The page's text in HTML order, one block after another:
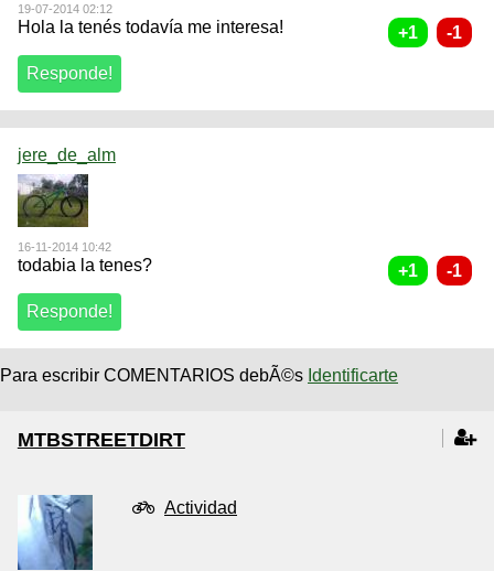
19-07-2014 02:12
Hola la tenés todavía me interesa!
jere_de_alm
16-11-2014 10:42
todabia la tenes?
Para escribir COMENTARIOS debÃ©s Identificarte
MTBSTREETDIRT
Actividad